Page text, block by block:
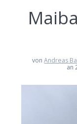
vonAndreas
an